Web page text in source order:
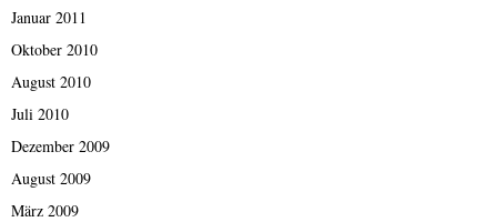
Januar 2011
Oktober 2010
August 2010
Juli 2010
Dezember 2009
August 2009
März 2009